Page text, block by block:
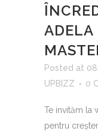
ADELA
Posted at
UPBIZZ
0
Te invităm la
pentru